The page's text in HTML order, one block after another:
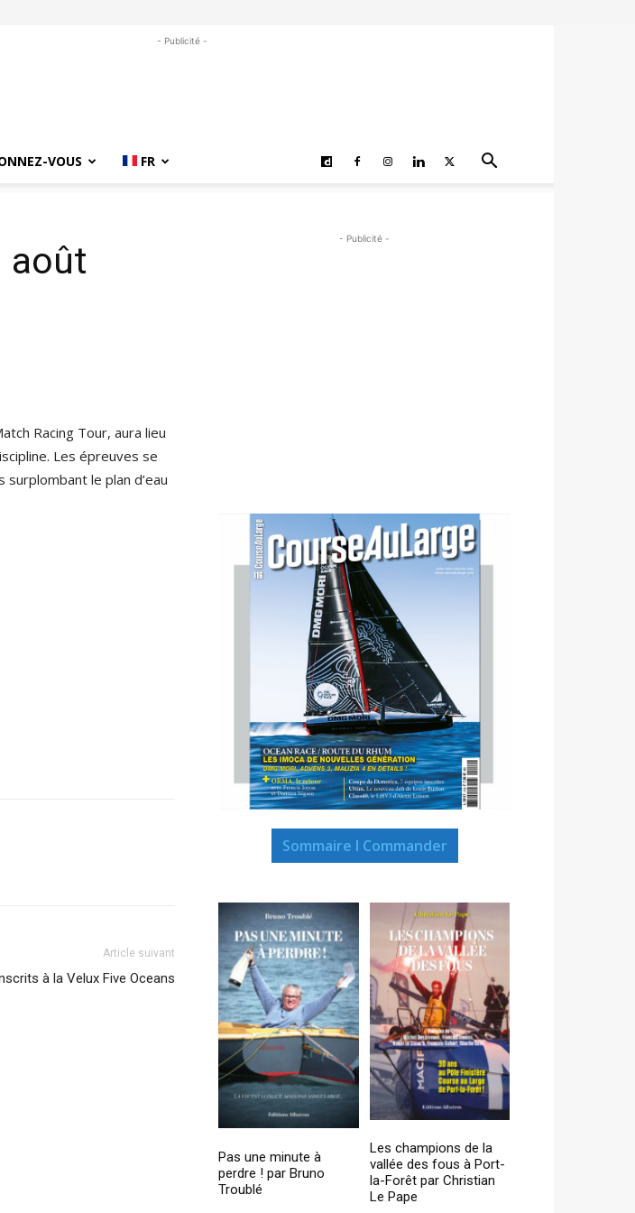
- Publicité -
VOUS FR
août
Racing Tour, aura lieu
Les épreuves se
le plan d’eau
Article suivant
à la Velux Five Oceans
- Publicité -
Sommaire I Commander
Pas une minute à
perdre ! par Bruno
Troublé
Les champions de la
vallée des fous à Port-
la-Forêt par Christian
Le Pape